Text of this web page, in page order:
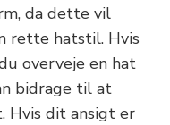
da dette vil
rette hatstil. Hvis
overveje en hat
bidrage til at
Hvis dit ansigt er